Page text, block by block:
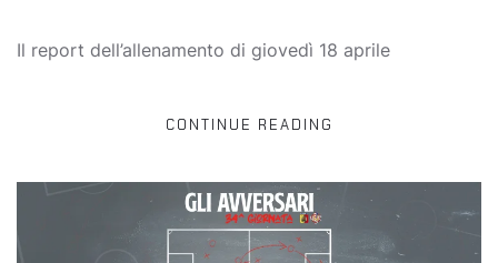
Il report dell’allenamento di giovedì 18 aprile
CONTINUE READING